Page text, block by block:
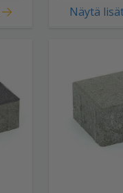
Näytä